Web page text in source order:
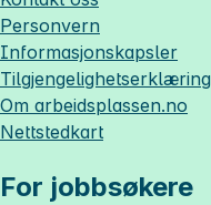
Personvern
Informasjonskapsler
Tilgjengelighetserklæring
Om arbeidsplassen.no
Nettstedkart
For jobbsøkere